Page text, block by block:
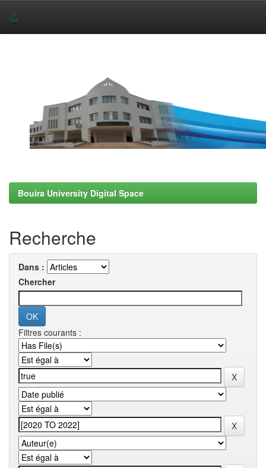
Bouira University Digital Space
Recherche
Dans :
Chercher
Filtres courants :